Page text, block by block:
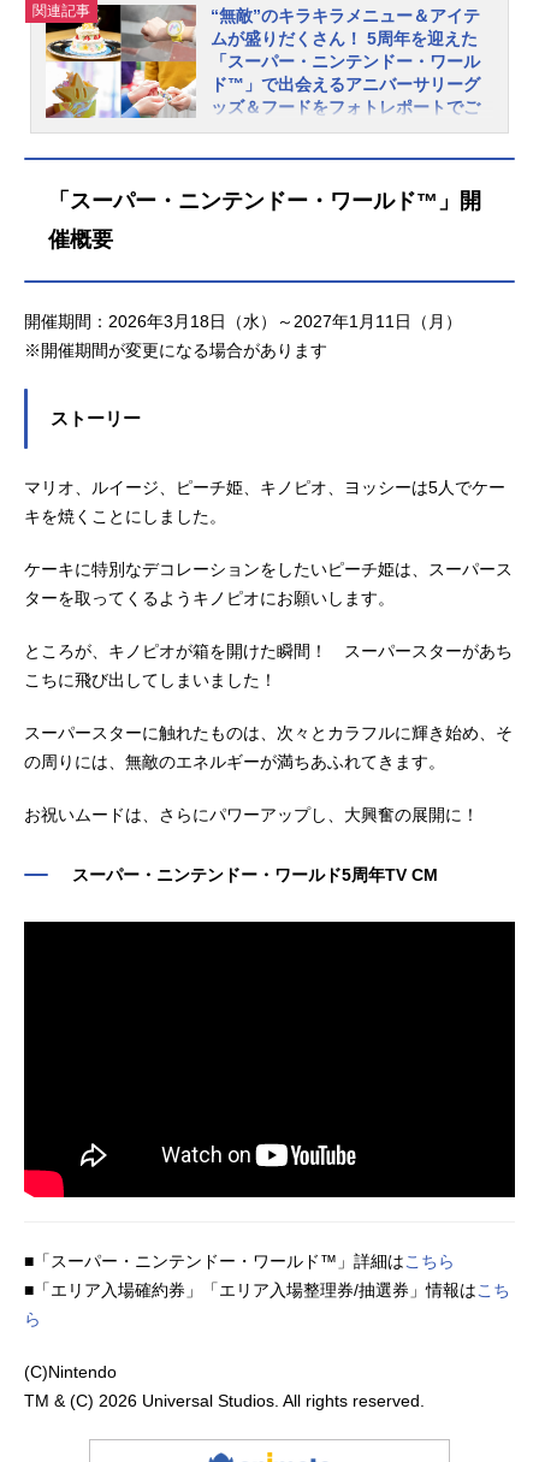
の人気エリア「スーパー・ニンテン
ドー・ワールド™」は、2026年3月1
8日で5周年！ 祝祭感あふれる5周年
ならではの装飾やグリーティング、
限定フードなどが展開されていま
す。5周年をお祝いするためにケーキ
を焼くマリオ一行。記念すべき日を
彩るケーキに特別なデコレーション
箱を開けた瞬間、スーパースターが
あちこちに飛び出して!? 無敵のエ
えた「スーパー・ニンテンドー・ワ
しよう！3月18日に5周年を迎えたユ
ニバーサル・スタジオ・ジャパン
「スーパー・ニンテンドー・ワール
とあって、入場直後から楽しい空気
が広がります。エリアの入口には、
ルなケーキが堂々と鎮座。マリオた
ちが作り上げたBIGなケーキがスーパ
のマリオのゲームでおなじみ「ス
関連記事
“無敵”のキラキラメニュー＆アイテ
ムが盛りだくさん！ 5周年を迎えた
「スーパー・ニンテンドー・ワール
ド™」で出会えるアニバーサリーグ
ッズ＆フードをフォトレポートでご
紹介！
ユニバーサル・スタジオ・ジャパン
の人気エリア「スーパー・ニンテン
ドー・ワールド™」は、2026年3月1
す。お祝いムードに包まれるエリア
内で目一杯アソビを楽しんだあとは
ド™」で出会えるアニバーサリーグ
とときを楽しみましょう！“無敵”のキ
ラキラメニューが盛りだくさん！キ
ノピオ・カフェ™で楽しめるフード
ド・アニバーサリーケーキ​（4名様
分）販売場所：キノピオ・カフェ™
の販売数に達した場合、販売終了と
なりますスーパースター・アニバー
ラザニア＆フライドチキン～販売場
フェ＆ストア™で楽しめるフードパ
「スーパー・ニンテンドー・ワールド™」開
催概要
開催期間：2026年3月18日（水）～2027年1月11日（月）
​​※開催期間が変更になる場合があります
ストーリー
マリオ、ルイージ、ピーチ姫、キノピオ、ヨッシーは5人でケー
キを焼くことにしました。
ケーキに特別なデコレーションをしたいピーチ姫は、スーパース
ターを取ってくるようキノピオにお願いします。
ところが、キノピオが箱を開けた瞬間！ スーパースターがあち
こちに飛び出してしまいました！
スーパースターに触れたものは、次々とカラフルに輝き始め、そ
の周りには、無敵のエネルギーが満ちあふれてきます。
お祝いムードは、さらにパワーアップし、大興奮の展開に！
スーパー・ニンテンドー・ワールド5周年TV CM
■「スーパー・ニンテンドー・ワールド™」詳細はこちら
■「エリア入場確約券」「エリア入場整理券/抽選券」情報はこち
ら
(C)Nintendo
TM & (C) 2026 Universal Studios. All rights reserved.